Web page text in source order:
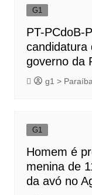
G1
PT-PCdoB-
candidatura
governo da
g1 > Paraíba
G1
Homem é
menina de
da avó no